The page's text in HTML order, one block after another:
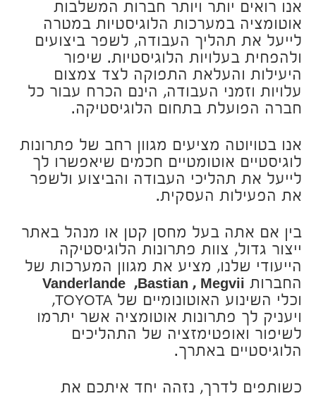
אנו רואים יותר ויותר חברות המשלבות
אוטומציה במערכות הלוגיסטיות במטרה
לייעל את תהליך העבודה, לשפר ביצועים
ולהפחית בעלויות הלוגיסטיות. שיפור
היעילות והעלאת התפוקה לצד צמצום
עלויות וזמני העבודה, הינם הכרח עבור כל
חברה הפועלת בתחום הלוגיסטיקה.
אנו בטויוטה מציעים מגוון רחב של פתרונות
לוגיסטיים אוטומטיים חכמים שיאפשרו לך
לייעל את תהליכי העבודה והביצוע ​​ולשפר
את הפעילות העסקית.
בין אם אתה בעל מחסן קטן או מנהל באתר
ייצור גדול, צוות פתרונות הלוגיסטיקה
הייעודי שלנו, מציע את מגוון המערכות של
החברות Vanderlande ,Bastian , Megvii
וכלי השינוע האוטונומיים של TOYOTA,
ויעניק לך פתרונות אוטומציה אשר יתרמו
לשיפור ואופטימזציה של התהליכים
הלוגיסטיים באתרך.
כשותפים לדרך, נזהה יחד איתכם את